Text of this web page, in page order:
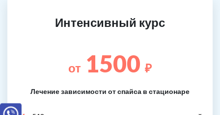
Интенсивный курс
от 1500 ₽
Лечение зависимости от спайса в стационаре